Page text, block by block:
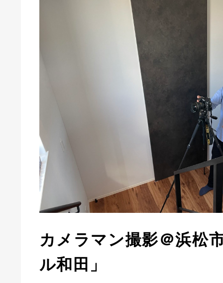
カメラマン撮影＠浜松
ル和田」